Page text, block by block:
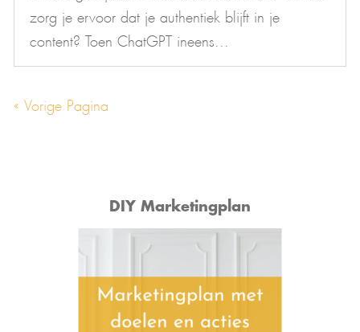
zorg je ervoor dat je authentiek blijft in je
content? Toen ChatGPT ineens...
« Vorige Pagina
DIY Marketingplan